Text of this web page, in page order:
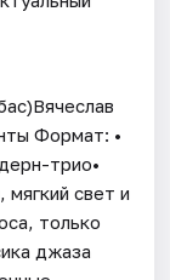
Формат: •
трио•
свет и
только
джаза